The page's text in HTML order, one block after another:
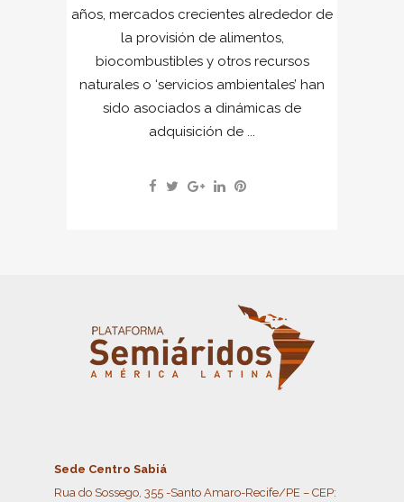
años, mercados crecientes alrededor de
la provisión de alimentos,
biocombustibles y otros recursos
naturales o ‘servicios ambientales’ han
sido asociados a dinámicas de
adquisición de ...
Sede Centro Sabiá
Rua do Sossego, 355 -Santo Amaro-Recife/PE – CEP: